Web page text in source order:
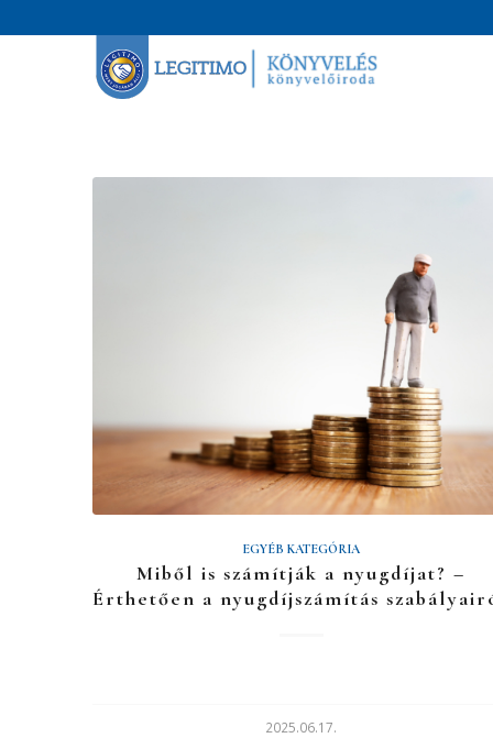
EGYÉB KATEGÓRIA
Miből is számítják a nyugdíjat? –
Érthetően a nyugdíjszámítás
2025.06.17.